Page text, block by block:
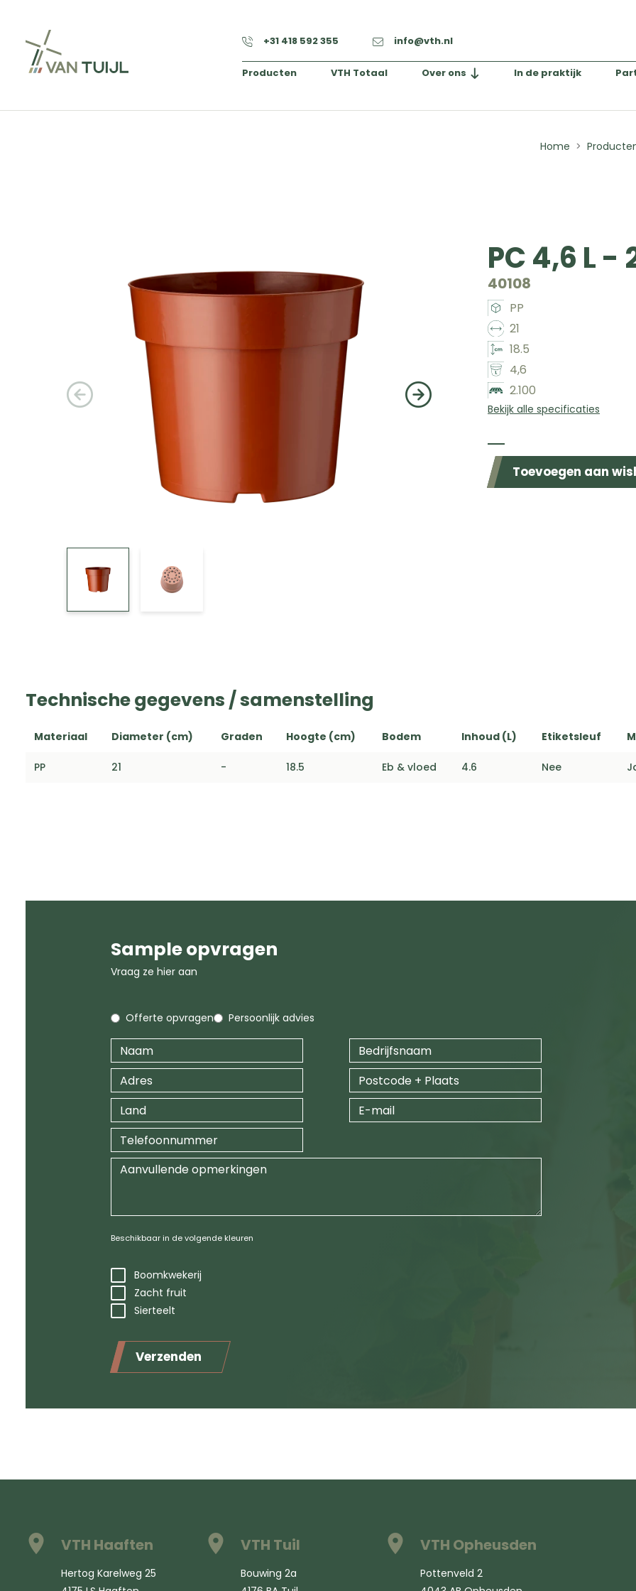
+31 418 592 355 info@vth.nl
Producten VTH Totaal Over ons In de praktijk
Home
PC 4,6 L -
40108
PP
21
18.5
4,6
2.100
Bekijk alle specificaties
Toevoegen aan
Technische gegevens / samenstelling
Materiaal Diameter (cm) Graden Hoogte (cm) Bodem Inhoud (L) Etiketsleuf
PP 21 - 18.5 Eb & vloed 4.6 Nee
Sample opvragen
Vraag ze hier aan
Offerte opvragen Persoonlijk advies
Beschikbaar in de volgende kleuren
Boomkwekerij
Zacht fruit
Sierteelt
Verzenden
VTH Haaften
Hertog Karelweg 25
VTH Tuil
Bouwing 2a
VTH Opheusden
Pottenveld 2